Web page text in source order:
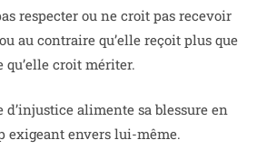
respecter ou ne croit pas recevoir
au contraire qu’elle reçoit plus que
qu’elle croit mériter.
d’injustice alimente sa blessure en
exigeant envers lui-même.